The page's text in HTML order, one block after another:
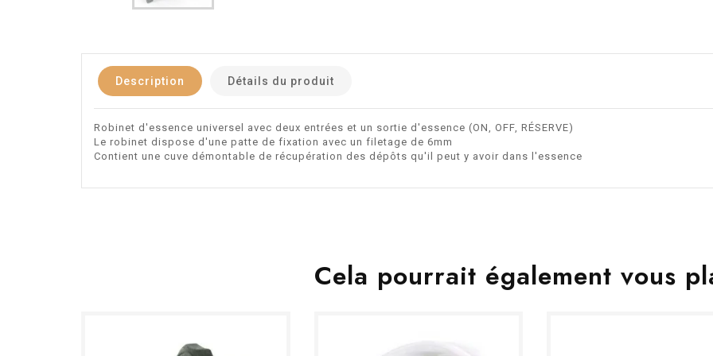
Description Détails du produit
Robinet d'essence universel avec deux entrées et un sortie d'essence (ON, OFF, RÉSERVE)
Le robinet dispose d'une patte de fixation avec un filetage de 6mm
Contient une cuve démontable de récupération des dépôts qu'il peut y avoir dans l'essence
Cela pourrait également vous